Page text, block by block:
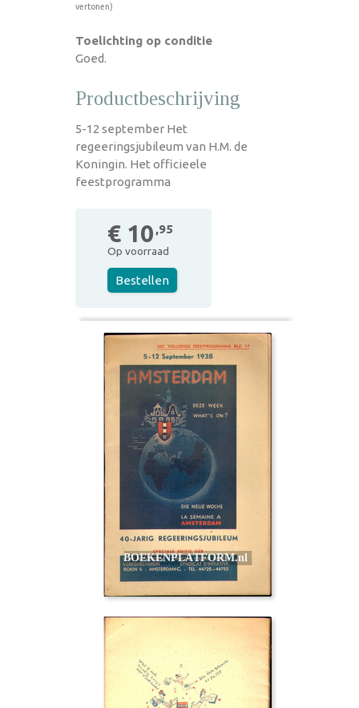
vertonen)
Toelichting op conditie
Goed.
Productbeschrijving
5-12 september Het
regeeringsjubileum van H.M. de
Koningin. Het officieele
feestprogramma
€ 10 ,95
Op voorraad
Bestellen